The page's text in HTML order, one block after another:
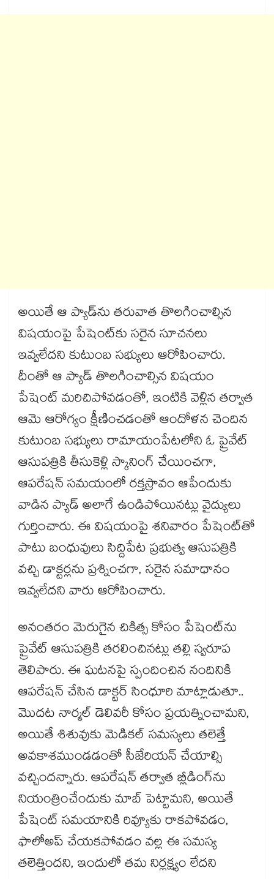
అయితే ఆ ప్యాడ్‌‌‌‌ను తరువాత తొలగించాల్సిన
విషయంపై పేషెంట్‌‌‌‌కు సరైన సూచనలు
ఇవ్వలేదని కుటుంబ సభ్యులు ఆరోపించారు.
దీంతో ఆ ప్యాడ్ తొలగించాల్సిన విషయం
పేషెంట్ మరిచిపోవడంతో, ఇంటికి వెళ్లిన తర్వాత
ఆమె ఆరోగ్యం క్షీణించడంతో ఆందోళన చెందిన
కుటుంబ సభ్యులు రామాయంపేటలోని ఓ ప్రైవేట్
ఆసుపత్రికి తీసుకెళ్లి స్కానింగ్ చేయించగా,
ఆపరేషన్ సమయంలో రక్తస్రావం ఆపేందుకు
వాడిన ప్యాడ్ అలాగే ఉండిపోయినట్లు వైద్యులు
గుర్తించారు. ఈ విషయంపై శనివారం పేషెంట్‌‌‌‌తో
పాటు బంధువులు సిద్దిపేట ప్రభుత్వ ఆసుపత్రికి
వచ్చి డాక్టర్లను ప్రశ్నించగా, సరైన సమాధానం
ఇవ్వలేదని వారు ఆరోపించారు.
అనంతరం మెరుగైన చికిత్స కోసం పేషెంట్‌‌‌‌ను
ప్రైవేట్ ఆసుపత్రికి తరలించినట్లు తల్లి స్వరూప
తెలిపారు. ఈ ఘటనపై స్పందించిన నందినికి
ఆపరేషన్ చేసిన డాక్టర్ సింధూరి మాట్లాడుతూ..
మొదట నార్మల్ డెలివరీ కోసం ప్రయత్నించామని,
అయితే శిశువుకు మెడికల్ సమస్యలు తలెత్తే
అవకాశముండడంతో సీజేరియన్ చేయాల్సి
వచ్చిందన్నారు. ఆపరేషన్ తర్వాత బ్లీడింగ్‌‌‌‌ను
నియంత్రించేందుకు మాబ్ పెట్టామని, అయితే
పేషెంట్ సమయానికి రివ్యూకు రాకపోవడం,
ఫాలోఅప్ చేయకపోవడం వల్ల ఈ సమస్య
తలెత్తిందని, ఇందులో తమ నిర్లక్ష్యం లేదని